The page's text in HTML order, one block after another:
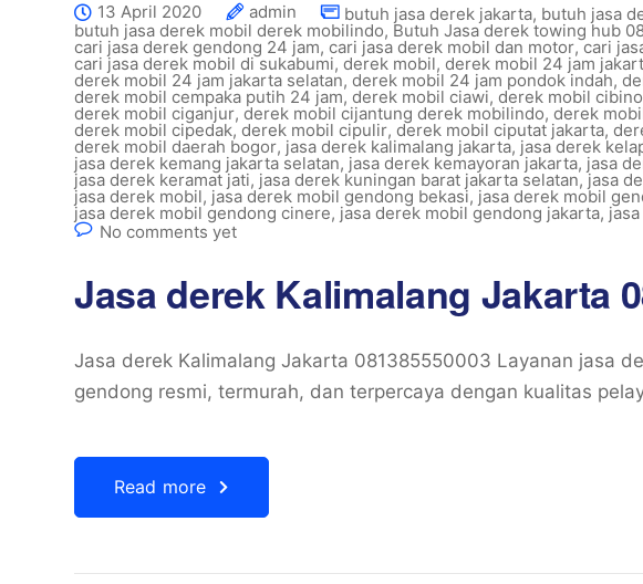
13 April 2020 admin butuh jasa derek jakarta, butuh jasa
butuh jasa derek mobil derek mobilindo, Butuh Jasa derek towing hub
cari jasa derek gendong 24 jam, cari jasa derek mobil dan motor,cari
cari jasa derek mobil di sukabumi, derek mobil, derek mobil 24 jam
derek mobil 24 jam jakarta selatan, derek mobil 24 jam pondok indah,
derek mobil cempaka putih 24 jam, derek mobil ciawi, derek mobil
derek mobil ciganjur, derek mobil cijantung derek mobilindo, derek
derek mobil cipedak, derek mobil cipulir, derek mobil ciputat jakarta,
derek mobil daerah bogor, jasa derek kalimalang jakarta, jasa derek
jasa derek kemang jakarta selatan, jasa derek kemayoran jakarta, jasa
jasa derek keramat jati, jasa derek kuningan barat jakarta selatan,jasa
jasa derek mobil, jasa derek mobil gendong bekasi, jasa derek mobil
jasa derek mobil gendong cinere, jasa derek mobil gendong jakarta,
No comments yet
Jasa derek Kalimalang Jakarta
Jasa derek Kalimalang Jakarta 081385550003 Layanan jasa
gendong resmi, termurah, dan terpercaya dengan kualitas
Read more